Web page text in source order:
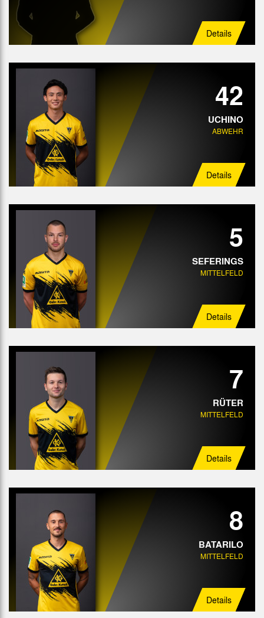
Details
42
UCHINO
ABWEHR
Details
5
SEFERINGS
MITTELFELD
Details
7
RÜTER
MITTELFELD
Details
8
BATARILO
MITTELFELD
Details